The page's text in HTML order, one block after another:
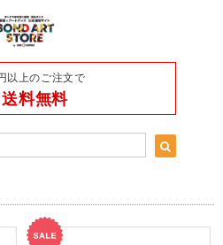
以上のご注文で
送料無料